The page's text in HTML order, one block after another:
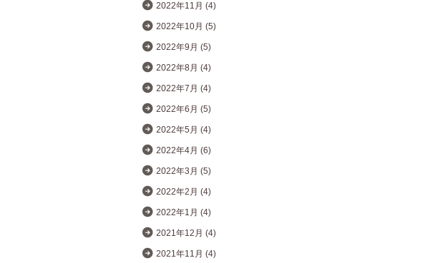
2022年11月 (4)
2022年10月 (5)
2022年9月 (5)
2022年8月 (4)
2022年7月 (4)
2022年6月 (5)
2022年5月 (4)
2022年4月 (6)
2022年3月 (5)
2022年2月 (4)
2022年1月 (4)
2021年12月 (4)
2021年11月 (4)